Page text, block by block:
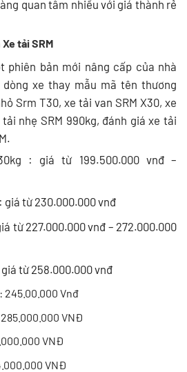
quan tâm nhiều với giá thành rẻ
tải SRM
phiên bản mới nâng cấp của nhà
xe thay mẫu mã tên thương
Srm T30, xe tải van SRM X30, xe
nhẹ SRM 990kg, đánh giá xe tải
: giá từ 199.500.000 vnđ –
giá từ 230.000.000 vnđ
từ 227.000.000 vnđ – 272.000.000
giá từ 258.000.000 vnđ
245.00.000 Vnđ
285.000.000 VNĐ
VNĐ
VNĐ